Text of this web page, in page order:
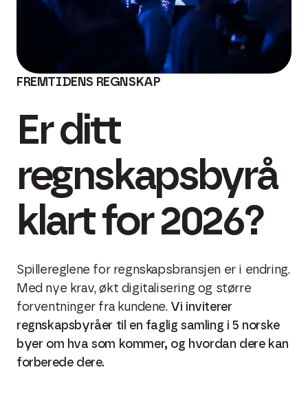
FREMTIDENS REGNSKAP
Er ditt
regnskapsbyrå
klart for 2026?
Spillereglene for regnskapsbransjen er i endring.
Med nye krav, økt digitalisering og større
forventninger fra kundene. Vi inviterer
regnskapsbyråer til en faglig samling i 5 norske
byer om hva som kommer, og hvordan dere kan
forberede dere.